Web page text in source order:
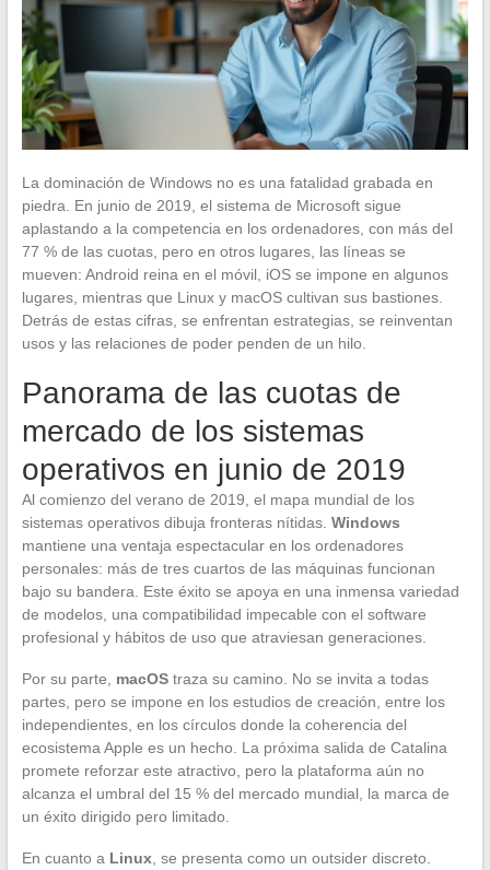
La dominación de Windows no es una fatalidad grabada en
piedra. En junio de 2019, el sistema de Microsoft sigue
aplastando a la competencia en los ordenadores, con más del
77 % de las cuotas, pero en otros lugares, las líneas se
mueven: Android reina en el móvil, iOS se impone en algunos
lugares, mientras que Linux y macOS cultivan sus bastiones.
Detrás de estas cifras, se enfrentan estrategias, se reinventan
usos y las relaciones de poder penden de un hilo.
Panorama de las cuotas de
mercado de los sistemas
operativos en junio de 2019
Al comienzo del verano de 2019, el mapa mundial de los
sistemas operativos dibuja fronteras nítidas. Windows
mantiene una ventaja espectacular en los ordenadores
personales: más de tres cuartos de las máquinas funcionan
bajo su bandera. Este éxito se apoya en una inmensa variedad
de modelos, una compatibilidad impecable con el software
profesional y hábitos de uso que atraviesan generaciones.
Por su parte, macOStraza su camino. No se invita a todas
partes, pero se impone en los estudios de creación, entre los
independientes, en los círculos donde la coherencia del
ecosistema Apple es un hecho. La próxima salida de Catalina
promete reforzar este atractivo, pero la plataforma aún no
alcanza el umbral del 15 % del mercado mundial, la marca de
un éxito dirigido pero limitado.
En cuanto a Linux, se presenta como un outsider discreto.